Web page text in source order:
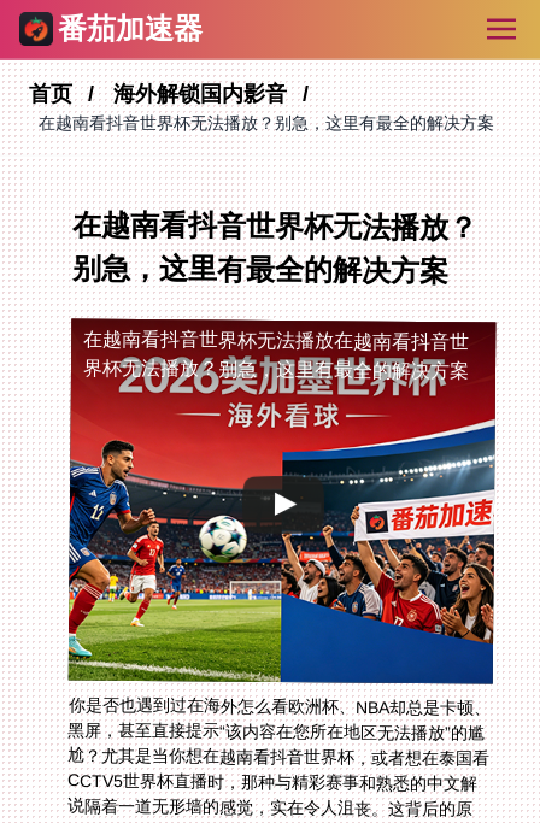
番茄加速器
首页 海外解锁国内影音
在越南看抖音世界杯无法播放？别急，这里有最全的解决方案
在越南看抖音世界杯无法播放？
别急，这里有最全的解决方案
在越南看抖音世界杯无法播放在越南看抖音世
界杯无法播放？别急，这里有最全的解决方案
你是否也遇到过在海外怎么看欧洲杯、NBA却总是卡顿、
黑屏，甚至直接提示“该内容在您所在地区无法播放”的尴
尬？尤其是当你想在越南看抖音世界杯，或者想在泰国看
CCTV5世界杯直播时，那种与精彩赛事和熟悉的中文解
说隔着一道无形墙的感觉，实在令人沮丧。这背后的原
因，正是我们常说的“地区版权限制”和网络回国的重重关
卡。别担心，这篇文章就是为你准备的终极指南。我们将
一步步拆解问题，并为你提供一个高效、稳定、安全的解
决方案核心——一款功能强大的回国加速器，让你无论身
处世界哪个角落，都能丝滑畅享国内直播平台的体育盛